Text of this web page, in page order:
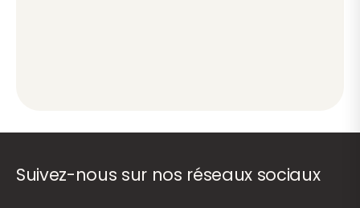
Suivez-nous sur nos réseaux sociaux